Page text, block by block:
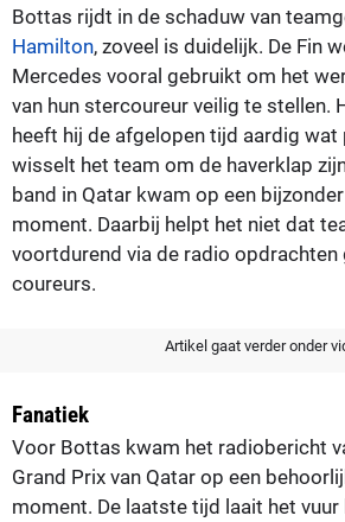
Bottas rijdt in de schaduw van
Hamilton, zoveel is duidelijk. De Fin
Mercedes vooral gebruikt om het
van hun stercoureur veilig te stellen.
heeft hij de afgelopen tijd aardig wat
wisselt het team om de haverklap
band in Qatar kwam op een
moment. Daarbij helpt het niet dat
voortdurend via de radio opdrachten
coureurs.
Artikel gaat verder onder
Fanatiek
Voor Bottas kwam het radiobericht
Grand Prix van Qatar op een
moment. De laatste tijd laait het